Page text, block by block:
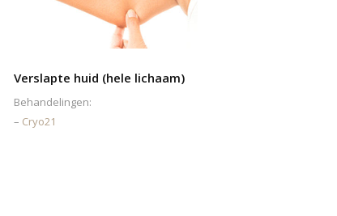
Verslapte huid (hele lichaam)
Behandelingen:
– Cryo21